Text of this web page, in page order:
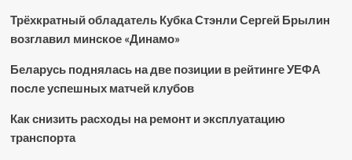
Трёхкратный обладатель Кубка Стэнли Сергей Брылин
возглавил минское «Динамо»
Беларусь поднялась на две позиции в рейтинге УЕФА
после успешных матчей клубов
Как снизить расходы на ремонт и эксплуатацию
транспорта